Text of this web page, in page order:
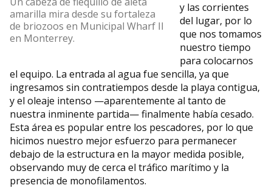
amarilla mira desde su fortaleza
de briozoos en Municipal Wharf II
en Monterrey.
y las corrientes
del lugar, por lo
que nos tomamos
nuestro tiempo
para colocarnos
el equipo. La entrada al agua fue sencilla, ya que
ingresamos sin contratiempos desde la playa contigua,
y el oleaje intenso —aparentemente al tanto de
nuestra inminente partida— finalmente había cesado.
Esta área es popular entre los pescadores, por lo que
hicimos nuestro mejor esfuerzo para permanecer
debajo de la estructura en la mayor medida posible,
observando muy de cerca el tráfico marítimo y la
presencia de monofilamentos.